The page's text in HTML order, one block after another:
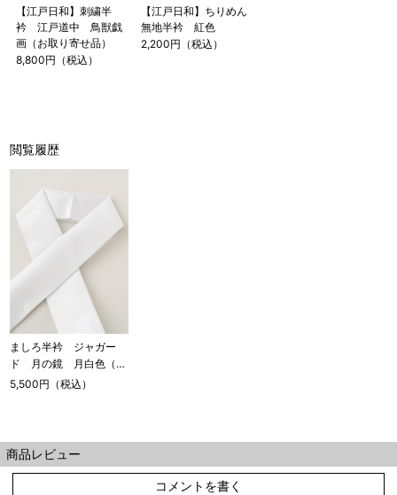
【江戸日和】刺繍半
衿 江戸道中 鳥獣戯
画（お取り寄せ品）
8,800円（税込）
【江戸日和】ちりめん
無地半衿 紅色
2,200円（税込）
閲覧履歴
ましろ半衿 ジャガー
ド 月の鏡 月白色（お
取り寄せ品）
5,500円（税込）
商品レビュー
コメントを書く